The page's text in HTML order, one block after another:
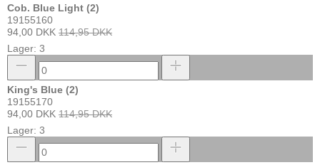
Cob. Blue Light (2)
19155160
94,00 DKK 114,95 DKK
Lager: 3
King's Blue (2)
19155170
94,00 DKK 114,95 DKK
Lager: 3